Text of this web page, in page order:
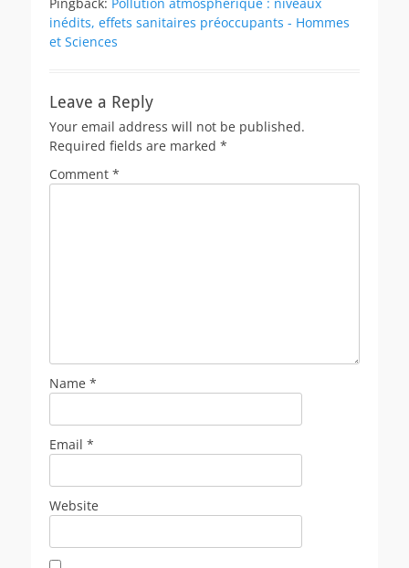
inédits, effets sanitaires préoccupants - Hommes
et Sciences
Leave a Reply
Your email address will not be published.
Required fields are marked *
Comment *
Name *
Email *
Website